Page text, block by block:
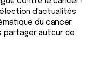
d'actualités
du cancer.
partager autour de